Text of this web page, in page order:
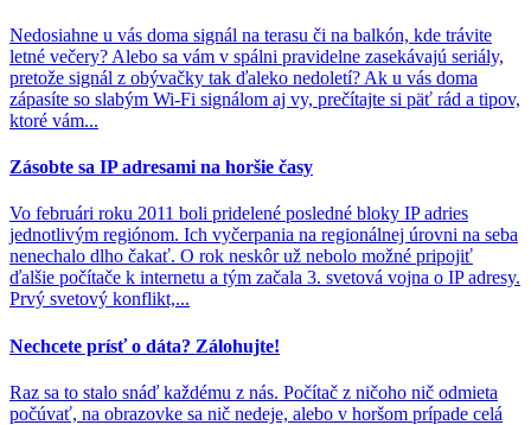
Nedosiahne u vás doma signál na terasu či na balkón, kde trávite
letné večery? Alebo sa vám v spálni pravidelne zasekávajú seriály,
pretože signál z obývačky tak ďaleko nedoletí? Ak u vás doma
zápasíte so slabým Wi-Fi signálom aj vy, prečítajte si päť rád a tipov,
ktoré vám...
Zásobte sa IP adresami na horšie časy
Vo februári roku 2011 boli pridelené posledné bloky IP adries
jednotlivým regiónom. Ich vyčerpania na regionálnej úrovni na seba
nenechalo dlho čakať. O rok neskôr už nebolo možné pripojiť
ďalšie počítače k internetu a tým začala 3. svetová vojna o IP adresy.
Prvý svetový konflikt,...
Nechcete prísť o dáta? Zálohujte!
Raz sa to stalo snáď každému z nás. Počítač z ničoho nič odmieta
počúvať, na obrazovke sa nič nedeje, alebo v horšom prípade celá